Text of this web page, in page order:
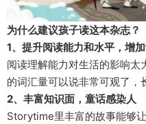
为什么建议孩子读这本杂志？
1、提升阅读能力和水平，增
阅读理解能力对生活的影响
的词汇量可以说非常可观了，
2、丰富知识面，童话感染人
Storytime里丰富的故事能够